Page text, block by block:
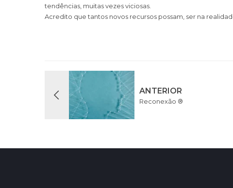
tendências, muitas vezes viciosas.
Acredito que tantos novos recursos possam, ser na
ANTERIOR
Reconexão ®